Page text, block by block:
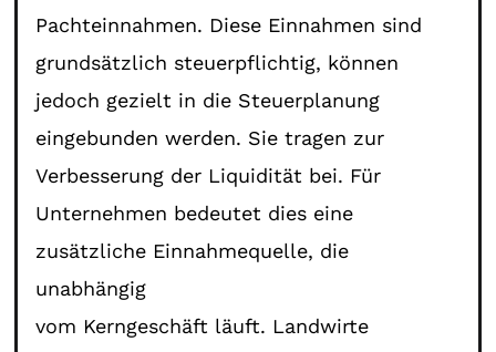
Pachteinnahmen. Diese Einnahmen sind
grundsätzlich steuerpflichtig, können
jedoch gezielt in die Steuerplanung
eingebunden werden. Sie tragen zur
Verbesserung der Liquidität bei. Für
Unternehmen bedeutet dies eine
zusätzliche Einnahmequelle, die
unabhängig
vom Kerngeschäft läuft. Landwirte